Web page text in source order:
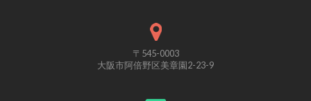
〒545-0003
大阪市阿倍野区美章園2-23-9